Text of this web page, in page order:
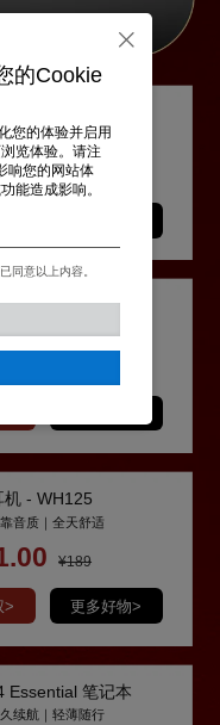
小巧｜手感舒适
¥69
盘和鼠标 - KM526
耐用｜环保工艺
机 - WH125
音质｜全天舒适
¥189
> 更多好物>
Essential 笔记本
续航｜轻薄随行
的Cookie
您的体验并启用
览体验。请注
响您的网站体
能造成影响。
供访问诸如您的
其他区域等功能
访问者如何与我
同意以上内容。